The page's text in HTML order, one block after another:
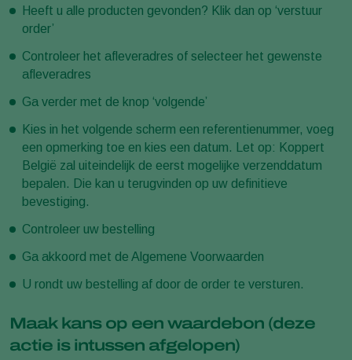
Heeft u alle producten gevonden? Klik dan op ‘verstuur
order’
Controleer het afleveradres of selecteer het gewenste
afleveradres
Ga verder met de knop ‘volgende’
Kies in het volgende scherm een referentienummer, voeg
een opmerking toe en kies een datum. Let op: Koppert
België zal uiteindelijk de eerst mogelijke verzenddatum
bepalen. Die kan u terugvinden op uw definitieve
bevestiging.
Controleer uw bestelling
Ga akkoord met de Algemene Voorwaarden
U rondt uw bestelling af door de order te versturen.
Maak kans op een waardebon (deze
actie is intussen afgelopen)